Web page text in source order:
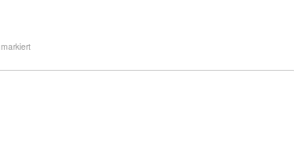
markiert